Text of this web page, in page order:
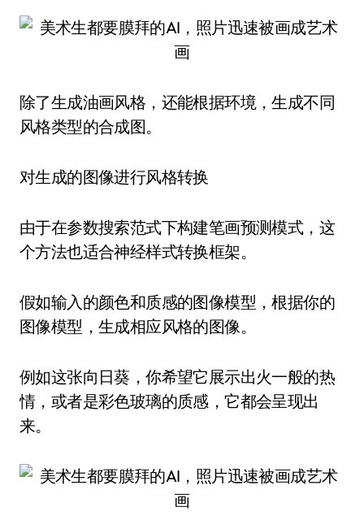
除了生成油画风格，还能根据环境，生成不同
风格类型的合成图。
对生成的图像进行风格转换
由于在参数搜索范式下构建笔画预测模式，这
个方法也适合神经样式转换框架。
假如输入的颜色和质感的图像模型，根据你的
图像模型，生成相应风格的图像。
例如这张向日葵，你希望它展示出火一般的热
情，或者是彩色玻璃的质感，它都会呈现出
来。